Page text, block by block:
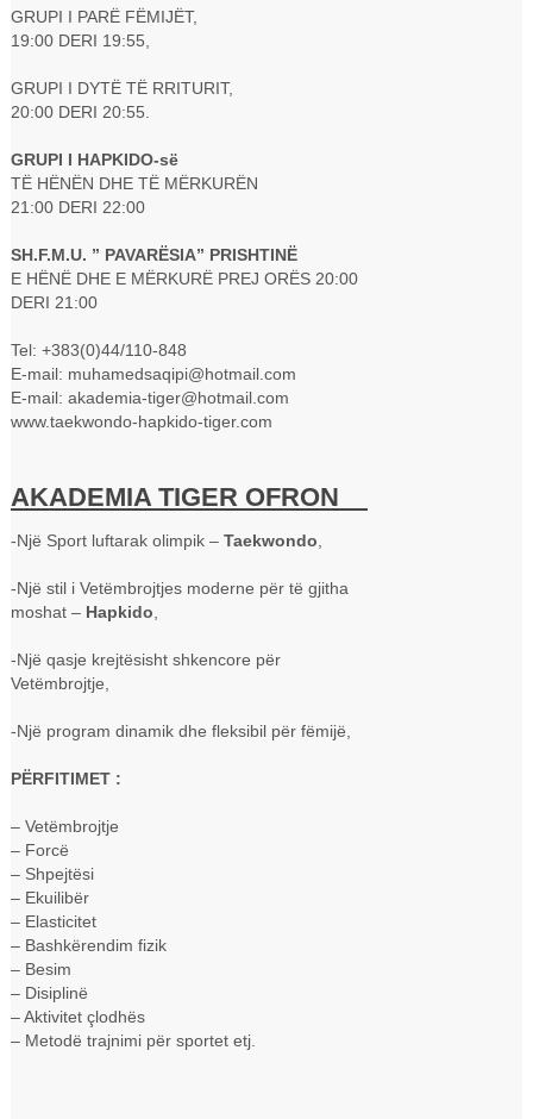
GRUPI I PARË FËMIJËT,
19:00 DERI 19:55,
GRUPI I DYTË TË RRITURIT,
20:00 DERI 20:55.
GRUPI I HAPKIDO-së
TË HËNËN DHE TË MËRKURËN
21:00 DERI 22:00
SH.F.M.U. ” PAVARËSIA” PRISHTINË
E HËNË DHE E MËRKURË PREJ ORËS 20:00
DERI 21:00
Tel: +383(0)44/110-848
E-mail: muhamedsaqipi@hotmail.com
E-mail: akademia-tiger@hotmail.com
www.taekwondo-hapkido-tiger.com
AKADEMIA TIGER OFRON
-Një Sport luftarak olimpik – Taekwondo,
-Një stil i Vetëmbrojtjes moderne për të gjitha
moshat – Hapkido,
-Një qasje krejtësisht shkencore për
Vetëmbrojtje,
-Një program dinamik dhe fleksibil për fëmijë,
PËRFITIMET :
– Vetëmbrojtje
– Forcë
– Shpejtësi
– Ekuilibër
– Elasticitet
– Bashkërendim fizik
– Besim
– Disiplinë
– Aktivitet çlodhës
– Metodë trajnimi për sportet etj.